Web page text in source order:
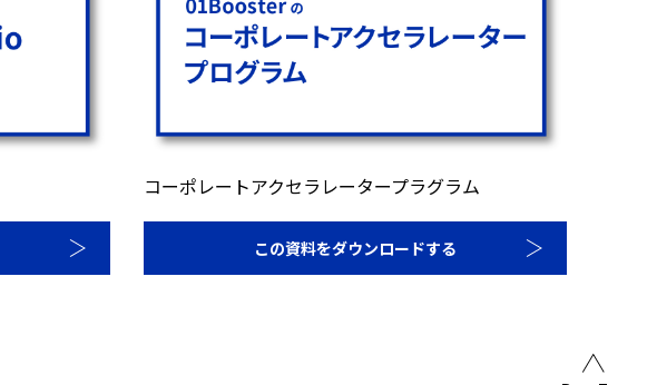
コーポレートアクセラレータープラグラム
この資料をダウンロードする